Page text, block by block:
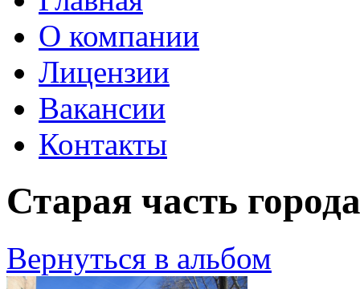
О компании
Лицензии
Вакансии
Контакты
Старая часть
Вернуться в альбом